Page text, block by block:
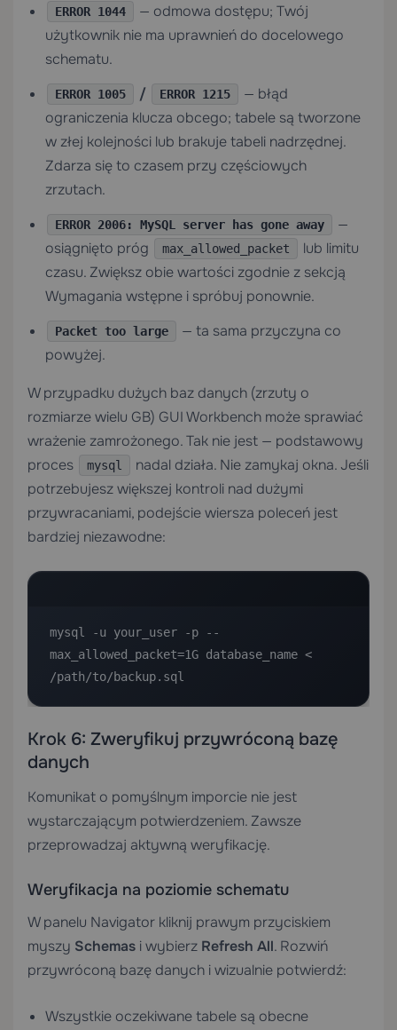
ERROR 1044
— odmowa dostępu; Twój
użytkownik nie ma uprawnień do docelowego
schematu.
ERROR 1005 / ERROR 1215
— błąd
ograniczenia klucza obcego; tabele są tworzone
w złej kolejności lub brakuje tabeli nadrzędnej.
Zdarza się to czasem przy częściowych
zrzutach.
ERROR 2006: MySQL server has gone away
—
osiągnięto próg
max_allowed_packet
lub limitu
czasu. Zwiększ obie wartości zgodnie z sekcją
Wymagania wstępne i spróbuj ponownie.
Packet too large
— ta sama przyczyna co
powyżej.
W przypadku dużych baz danych (zrzuty o
rozmiarze wielu GB) GUI Workbench może sprawiać
wrażenie zamrożonego. Tak nie jest — podstawowy
proces
mysql
nadal działa. Nie zamykaj okna. Jeśli
potrzebujesz większej kontroli nad dużymi
przywracaniami, podejście wiersza poleceń jest
bardziej niezawodne:
mysql -u your_user -p --
max_allowed_packet=1G database_name <
/path/to/backup.sql
Krok 6: Zweryfikuj przywróconą bazę
danych
Komunikat o pomyślnym imporcie nie jest
wystarczającym potwierdzeniem. Zawsze
przeprowadzaj aktywną weryfikację.
Weryfikacja na poziomie schematu
W panelu Navigator kliknij prawym przyciskiem
myszy Schemas i wybierz Refresh All. Rozwiń
przywróconą bazę danych i wizualnie potwierdź:
Wszystkie oczekiwane tabele są obecne